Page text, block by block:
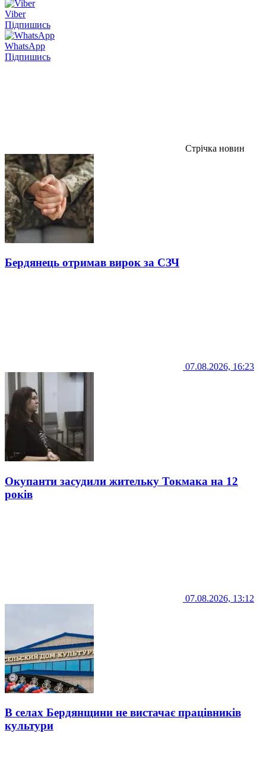
Viber
Підпишись
WhatsApp
Підпишись
Стрічка новин
Бердянець отримав вирок за СЗЧ
07.08.2026, 16:23
Окупанти засудили жительку Токмака на 12
років
07.08.2026, 13:12
В селах Бердянщини не вистачає працівників
культури